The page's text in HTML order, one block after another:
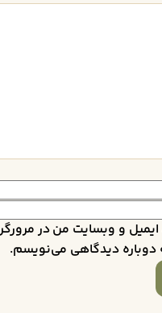
ایمیل و وبسایت من در مرورگر
دوباره دیدگاهی می‌نویسم.